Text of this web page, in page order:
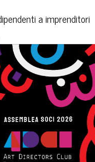
a imprenditori